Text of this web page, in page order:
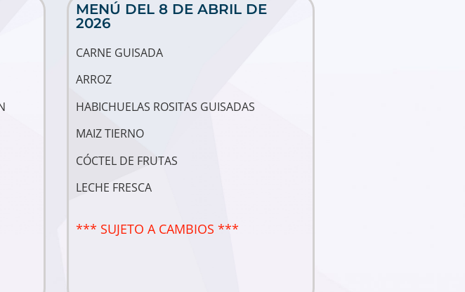
MENÚ DEL 8 DE ABRIL DE
2026
CARNE GUISADA
ARROZ
HABICHUELAS ROSITAS GUISADAS
MAIZ TIERNO
CÓCTEL DE FRUTAS
LECHE FRESCA
*** SUJETO A CAMBIOS ***